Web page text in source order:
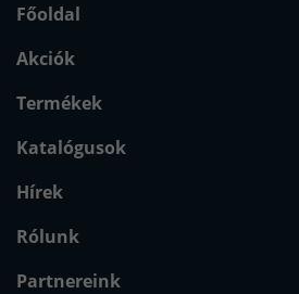
Főoldal
Akciók
Termékek
Katalógusok
Hírek
Rólunk
Partnereink